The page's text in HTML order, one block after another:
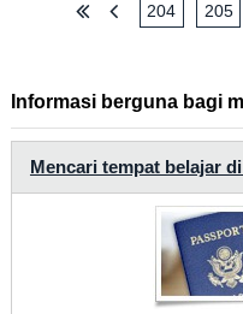
204 205
Informasi berguna bagi
Mencari tempat belajar